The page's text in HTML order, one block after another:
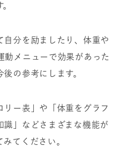
自分を励ましたり、体重や
動メニューで効果があった
の参考にします。
リー表」や「体重をグラフ
識」などさまざまな機能が
てください。